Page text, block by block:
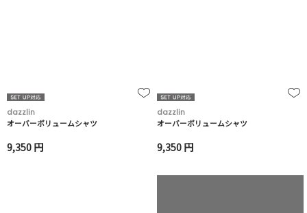
dazzlin
オーバーボリュームシャツ
9,350 円
dazzlin
オーバーボリュームシャツ
9,350 円